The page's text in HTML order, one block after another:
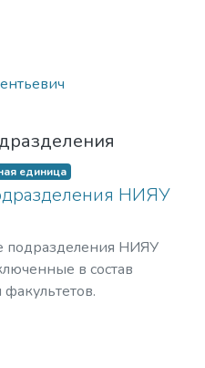
единица
НИЯУ
подразделения НИЯУ
в состав
факультетов.